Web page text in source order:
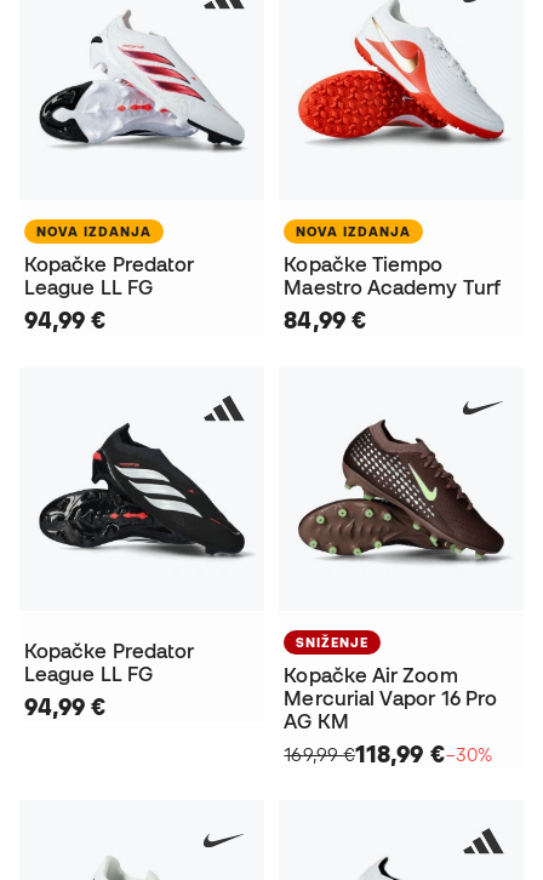
NOVA IZDANJA
Kopačke Predator
League LL FG
94,99 €
NOVA IZDANJA
Kopačke Tiempo
Maestro Academy Turf
84,99 €
Kopačke Predator
League LL FG
94,99 €
SNIŽENJE
Kopačke Air Zoom
Mercurial Vapor 16 Pro
AG KM
169,99 €118,99 €−30%